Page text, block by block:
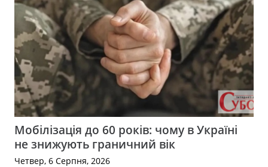
Мобілізація до 60 років: чому в Україні
не знижують граничний вік
Четвер, 6 Серпня, 2026